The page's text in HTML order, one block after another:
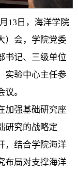
13日，海洋学院
）会，学院党委
书记、三级单位
实验中心主任参
。
加强基础研究座
研究的战略定
，结合学院海洋
布局对支撑海洋